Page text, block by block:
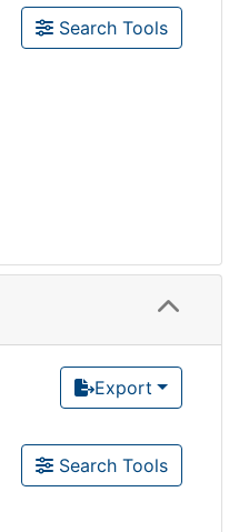
Search Tools
Export
Search Tools